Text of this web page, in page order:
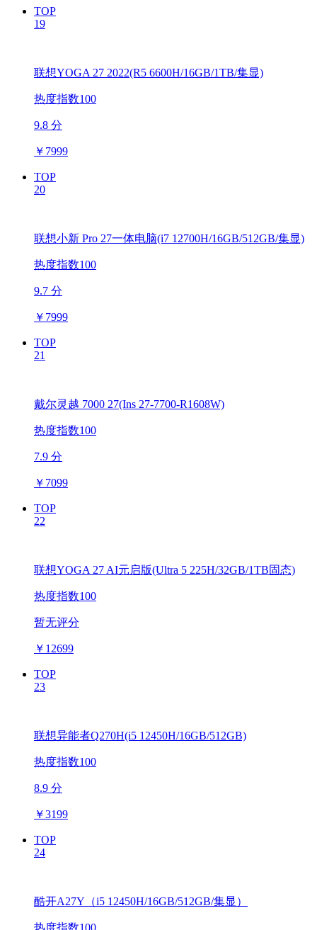
TOP
19
联想YOGA 27 2022(R5 6600H/16GB/1TB/集显)
热度指数100
9.8 分
￥ 7999
TOP
20
联想小新 Pro 27一体电脑(i7 12700H/16GB/512GB/集显)
热度指数100
9.7 分
￥ 7999
TOP
21
戴尔灵越 7000 27(Ins 27-7700-R1608W)
热度指数100
7.9 分
￥ 7099
TOP
22
联想YOGA 27 AI元启版(Ultra 5 225H/32GB/1TB固态)
热度指数100
暂无评分
￥ 12699
TOP
23
联想异能者Q270H(i5 12450H/16GB/512GB)
热度指数100
8.9 分
￥3199
TOP
24
酷开A27Y（i5 12450H/16GB/512GB/集显）
热度指数100